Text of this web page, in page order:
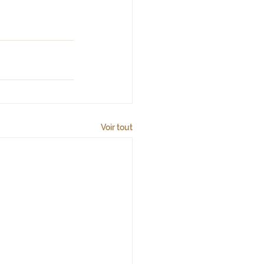
Voir tout